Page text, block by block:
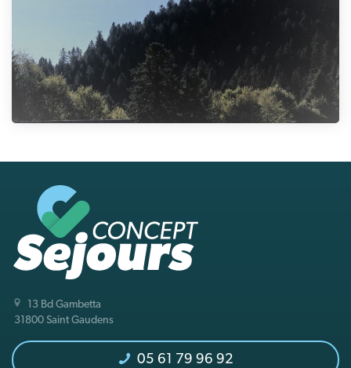
13 Bd Gambetta
31800 Saint Gaudens
05 61 79 96 92